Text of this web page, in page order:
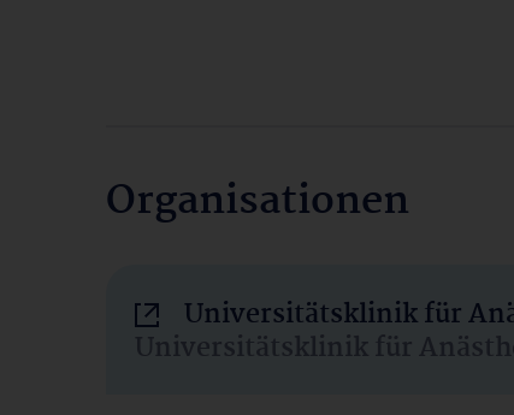
Organisationen
Universitätsklinik für
Universitätsklinik für